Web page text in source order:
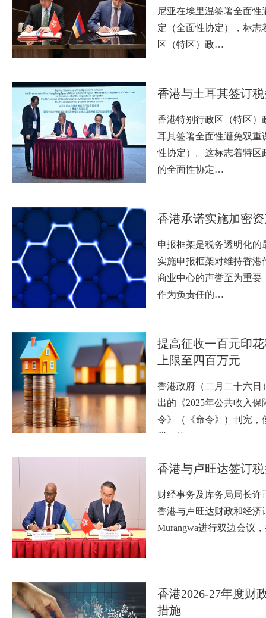
尼亚在埃里温签署全面性
定（全面性协定），标志
区（特区）政…
香港与土耳其签订
香港特别行政区（特区）
耳其签署全面性避免双重
性协定）。这标志着特区
的全面性协定…
香港承诺实施加密
申报框架是税务透明化的
实施申报框架对维持香港
商业中心的声誉至为重要
作为负责任的…
提高征收一百元印
上限至四百万元
香港政府（二月二十六日
出的《2025年公共收入保
令》（《命令》）刊宪，
税（修…
香港与卢旺达签订
财经事务及库务局局长许
香港与卢旺达财政和经济
Murangwa进行双边会议
香港2026-27年度财
措施